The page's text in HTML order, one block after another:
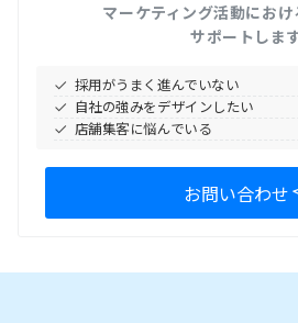
マーケティング活動にお
サポートしま
採用がうまく進んでいない
自社の強みをデザインしたい
店舗集客に悩んでいる
お問い合わせ